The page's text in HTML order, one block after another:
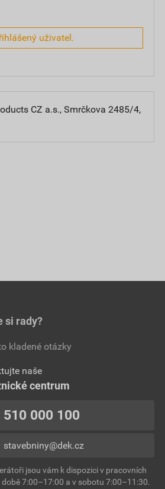
uživatel.
CZ a.s., Smrčkova 2485/4,
si rady?
kladené otázky
naše
centrum
510 000 100
stavebniny@dek.cz
jsou vám k dispozici v pracovních
době 7:00–17:00 a v sobotu 7:00–11:30.